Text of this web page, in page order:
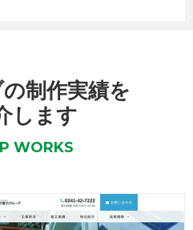
制作実績を
します
WORKS